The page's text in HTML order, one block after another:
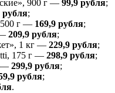
900 г — 99,9 рубля;
рубля;
г — 169,9 рубля;
209,9 рубля;
1 кг — 229,9 рубля;
175 г — 298,9 рубля;
— 299,9 рубля;
рубля;
.